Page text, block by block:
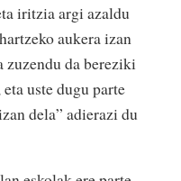
iritzia argi azaldu
aukera izan
zuzendu da bereziki
uste dugu parte
dela” adierazi du